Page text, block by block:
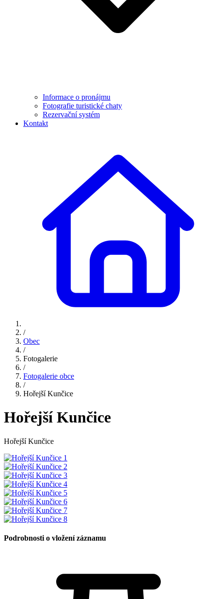
Informace o pronájmu
Fotografie turistické chaty
Rezervační systém
Kontakt
/
Obec
/
Fotogalerie
/
Fotogalerie obce
/
Hořejší Kunčice
Hořejší Kunčice
Hořejší Kunčice
Podrobnosti o vložení záznamu